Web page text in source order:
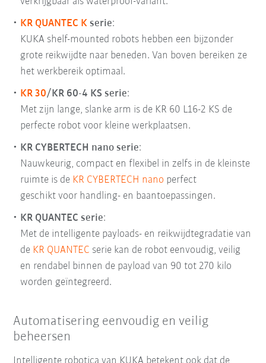
KR QUANTEC K serie:
KUKA shelf-mounted robots hebben een bijzonder
grote reikwijdte naar beneden. Van boven bereiken ze
het werkbereik optimaal.
KR 30/KR 60-4 KS serie:
Met zijn lange, slanke arm is de KR 60 L16-2 KS de
perfecte robot voor kleine werkplaatsen.
KR CYBERTECH nano serie:
Nauwkeurig, compact en flexibel in zelfs in de kleinste
ruimte is de KR CYBERTECH nano perfect
geschiktvoor handling- en baantoepassingen.
KR QUANTEC serie:
Met de intelligente payloads- en reikwijdtegradatie van
de KR QUANTEC serie kan de robot eenvoudig, veilig
en rendabel binnen de payload van 90 tot 270 kilo
worden geïntegreerd.
Automatisering eenvoudig en veilig
beheersen